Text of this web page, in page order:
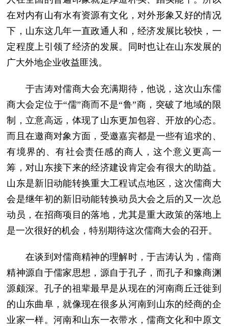
在对内有山有水有资源有文化，对外形象又好的情况
下，山东这几年一直政通人和，经济发展比较快，一
定程度上引领了经济的发展。同时也让在山东发展的
广大外地企业收益匪浅。
于吉涛对儒商大会充满期待，他说，这次山东儒
商大会定位于“儒”商而不是“鲁”商，突破了地域的限
制，立意高远，体现了山东更加包容、开放的心态。
而且在邀商对象方面，受邀嘉宾都是一些有追求的、
有境界的、有社会责任感的商人，这个意义更高一
筹，对山东接下来的经济建设肯定会有很大的助益。
山东是新旧动能转换重大工程试点地区，这次儒商大
会是继年初的新旧动能转换动员大会之后的又一次总
动员，在招商项目的落地，尤其是重大政策的落地上
是一次很好的机会，特别期待这次儒商大会的召开。
在谈到对儒商精神的理解时，于吉涛认为，儒商
精神源自于儒家思想，源自于孔子，而孔子和豫商渊
源颇深。孔子的祖辈最早是从现在的河南商丘迁徙到
的山东曲阜，就像现在很多从河南到山东的经商的企
业家一样。河南和山东一衣带水，儒商文化和中原文